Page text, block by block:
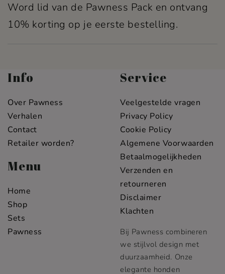
Word lid van de Pawness Pack en ontvang
10% korting op je eerste bestelling.
Info
Over Pawness
Verhalen
Contact
Retailer worden?
Menu
Home
Shop
Sets
Pawness
Service
Veelgestelde vragen
Privacy Policy
Cookie Policy
Algemene Voorwaarden
Betaalmogelijkheden
Verzenden en
retourneren
Disclaimer
Klachten
Bij Pawness combineren
we stijlvol design met
duurzaamheid. Onze
elegante honden